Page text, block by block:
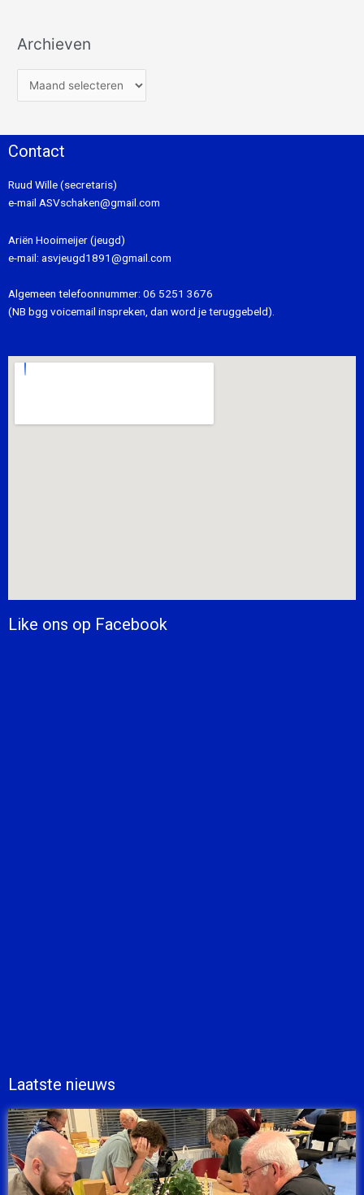
Archieven
Contact
Ruud Wille (secretaris)
e-mail ASVschaken@gmail.com
Ariën Hooimeijer (jeugd)
e-mail: asvjeugd1891@gmail.com
Algemeen telefoonnummer: 06 5251 3676
(NB bgg voicemail inspreken, dan word je teruggebeld).
Like ons op Facebook
Laatste nieuws